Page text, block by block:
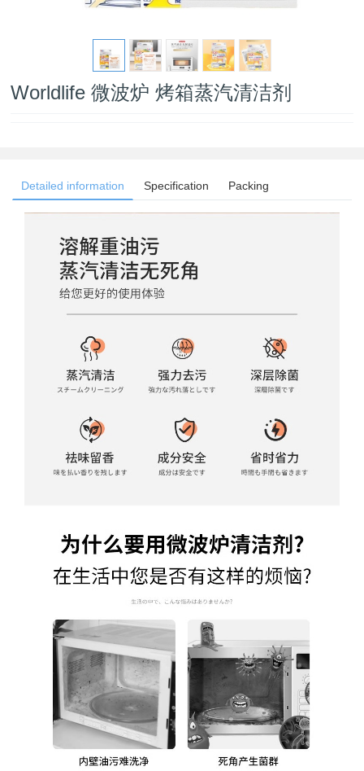
Worldlife 微波炉 烤箱蒸汽清洁剂
Detailed information Specification Packing